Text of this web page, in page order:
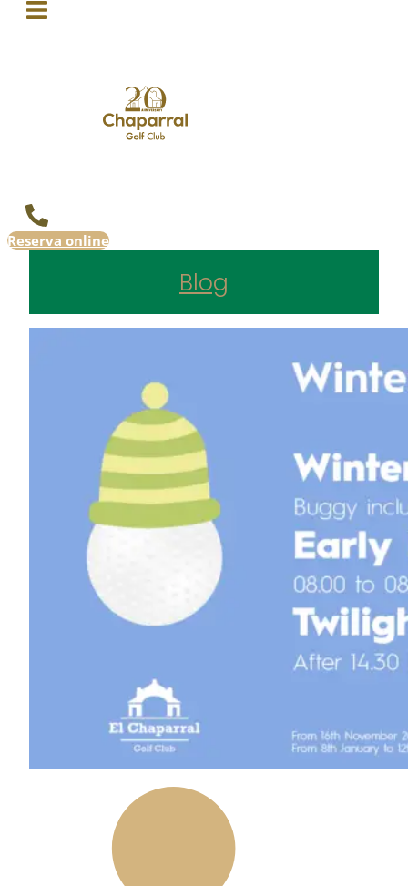
Reserva online
Blog